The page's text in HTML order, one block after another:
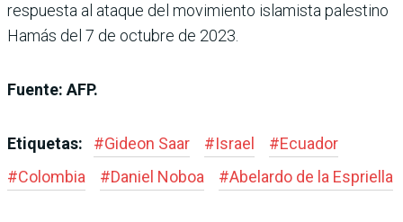
respuesta al ataque del movimiento islamista palestino
Hamás del 7 de octubre de 2023.
Fuente: AFP.
Etiquetas: #Gideon Saar #Israel #Ecuador
#Colombia #Daniel Noboa #Abelardo de la Espriella